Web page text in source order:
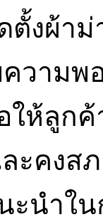
งผ้าม่
วามพ
ให้ลูก
ละคง
ะนำใ